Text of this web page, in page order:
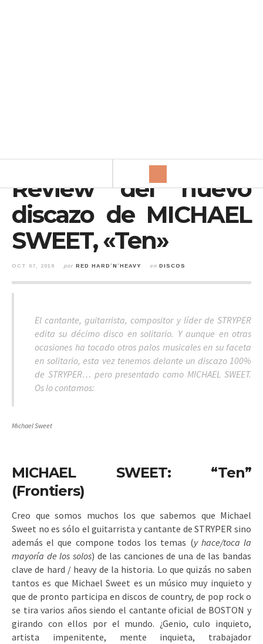
Review del nuevo
discazo de MICHAEL
SWEET, «Ten»
OCT 07, 2019 por RED HARD´N´HEAVY en DISCOS
El cantante, guitarrista, compositor y líder de STRYPER
edita su décimo disco en solitario. Y aunque en otras
ocasiones ha tocado otros palos musicales en su faceta
en solitario, esta vez tenemos delante un discazo 100%
de STRYPER… pero presentado como MICHAEL SWEET.
Os lo contamos:
Michael Sweet
MICHAEL SWEET: “Ten”
(Frontiers)
Creo que somos muchos los que sabemos que Michael
Sweet no es sólo el guitarrista y cantante de STRYPER sino
además el que compone todos los temas (y hace/toca la
mayoría de los solos) de las canciones de una de las bandas
clave de hard / heavy de la historia. Lo que quizás no saben
tantos es que Michael Sweet es un músico muy inquieto y
que de pronto participa en discos de country, de pop rock o
se tira varios años siendo el cantante oficial de BOSTON y
girando con ellos por el mundo. ¿Genio, culo inquieto,
artista impenitente, mente inquieta, trabajador